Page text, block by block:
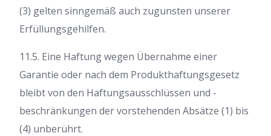
(3) gelten sinngemäß auch zugunsten unserer
Erfüllungsgehilfen.
11.5. Eine Haftung wegen Übernahme einer
Garantie oder nach dem Produkthaftungsgesetz
bleibt von den Haftungsausschlüssen und -
beschränkungen der vorstehenden Absätze (1) bis
(4) unberührt.